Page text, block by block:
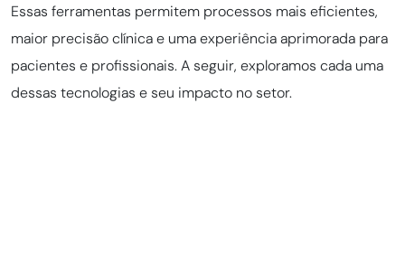
Essas ferramentas permitem processos mais eficientes,
maior precisão clínica e uma experiência aprimorada para
pacientes e profissionais. A seguir, exploramos cada uma
dessas tecnologias e seu impacto no setor.